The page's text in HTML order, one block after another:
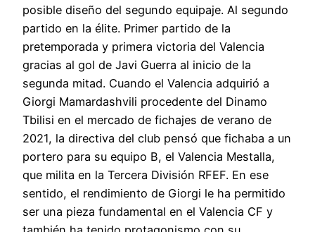
posible diseño del segundo equipaje. Al segundo
partido en la élite. Primer partido de la
pretemporada y primera victoria del Valencia
gracias al gol de Javi Guerra al inicio de la
segunda mitad. Cuando el Valencia adquirió a
Giorgi Mamardashvili procedente del Dinamo
Tbilisi en el mercado de fichajes de verano de
2021, la directiva del club pensó que fichaba a un
portero para su equipo B, el Valencia Mestalla,
que milita en la Tercera División RFEF. En ese
sentido, el rendimiento de Giorgi le ha permitido
ser una pieza fundamental en el Valencia CF y